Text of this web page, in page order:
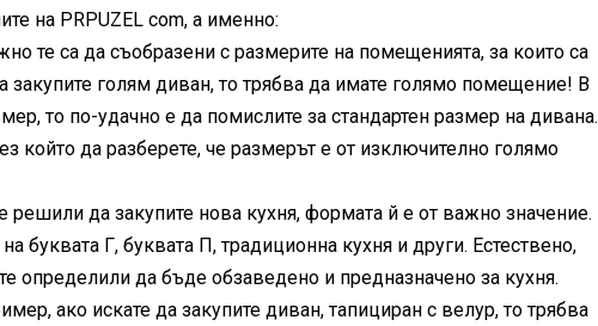
на PRPUZEL com, а именно:
те са да съобразени с размерите на помещенията, за които са
закупите голям диван, то трябва да имате голямо помещение! В
то по-удачно е да помислите за стандартен размер на дивана.
който да разберете, че размерът е от изключително голямо
да закупите нова кухня, формата й е от важно значение.
буквата Г, буквата П, традиционна кухня и други. Естествено,
определили да бъде обзаведено и предназначено за кухня.
ако искате да закупите диван, тапициран с велур, то трябва